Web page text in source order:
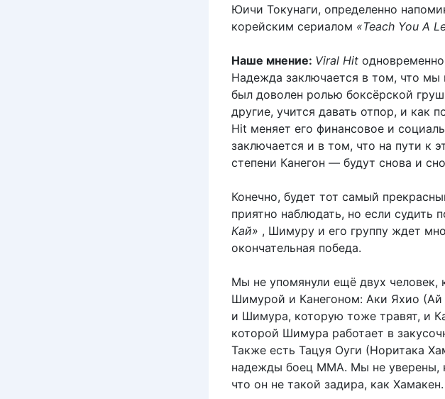
Юичи Токунаги, определенно
корейским сериалом «Teach You A
Наше мнение: Viral Hit
Надежда заключается в том, что
был доволен ролью боксёрской
другие, учится давать отпор, и как
Hit меняет его финансовое и
заключается и в том, что на пути
степени Канегон — будут снова и
Конечно, будет тот самый
приятно наблюдать, но если судить
Кай» , Шимуру и его группу ждет
окончательная победа.
Мы не упомянули ещё двух человек,
Шимурой и Канегоном: Аки Яхио (Ай
и Шимура, которую тоже травят, и
которой Шимура работает в
Также есть Тацуя Оуги (Норитака
надежды боец ​​ММА. Мы не уверены,
что он не такой задира, как Хамакен.